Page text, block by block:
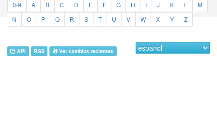
0-9 A B C D E F G H I J K L
M
N
O P Q R S T U V W X Y Z
API RSS Ver cambios recientes